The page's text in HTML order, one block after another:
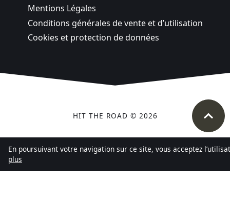
Mentions Légales
Conditions générales de vente et d’utilisation
Cookies et protection de données
HIT THE ROAD © 2026
En poursuivant votre navigation sur ce site, vous acceptez
plus